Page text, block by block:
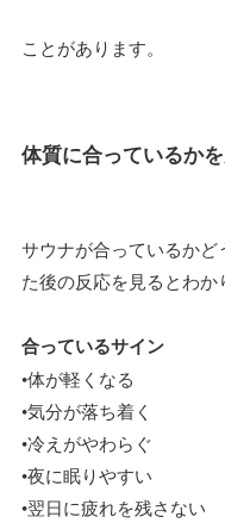
ことがあります。
体質に合っているか
サウナが合っているか
た後の反応を見るとわか
合っているサイン
•体が軽くなる
•気分が落ち着く
•冷えがやわらぐ
•夜に眠りやすい
•翌日に疲れを残さない